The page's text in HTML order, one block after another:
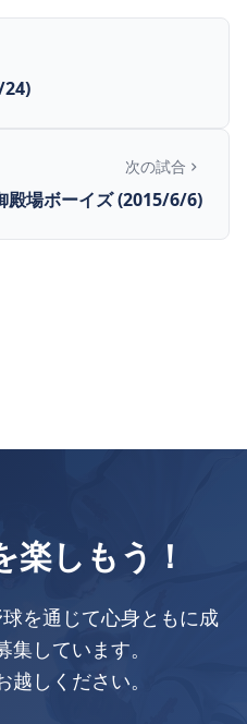
24)
次の試合
殿場ボーイズ (2015/6/6)
楽しもう！
を通じて心身ともに成
しています。
越しください。